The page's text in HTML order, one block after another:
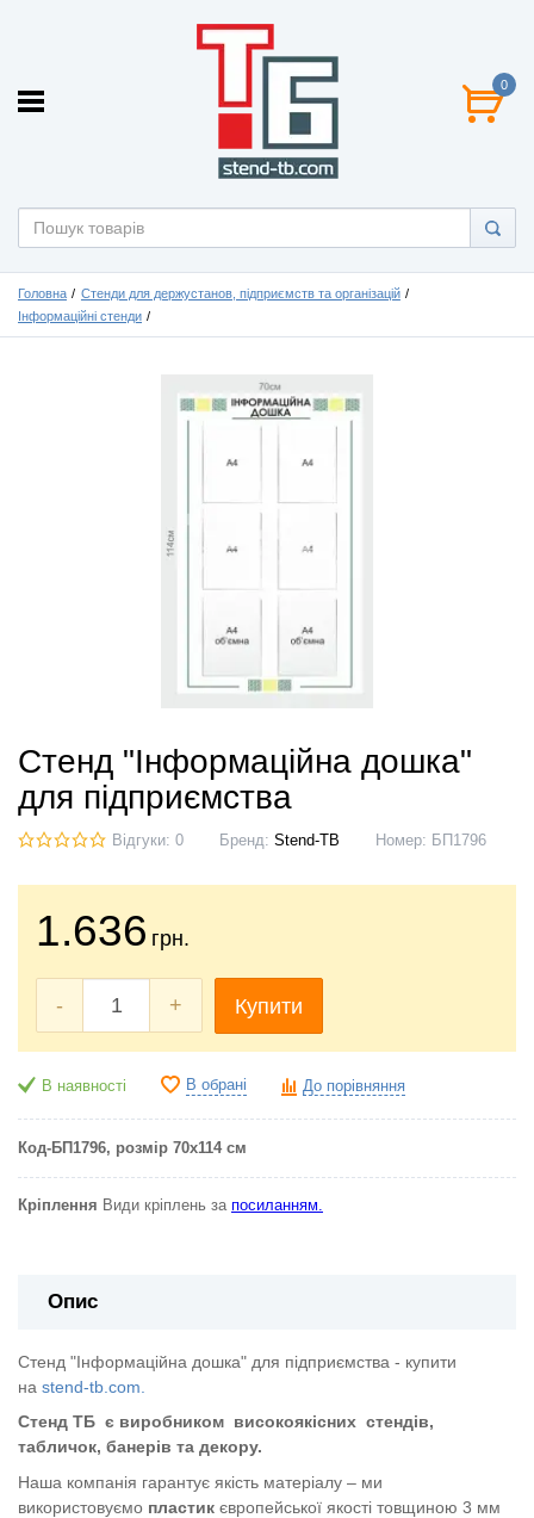
0
Головна
Стенди для держустанов, підприємств та організацій
Інформаційні стенди
Стенд "Інформаційна дошка"
для підприємства
Відгуки: 0 Бренд: Stend-TB Номер: БП1796
1.636 грн.
- + Купити
В наявності В обрані До порівняння
Код-БП1796, розмір 70х114 см
Кріплення Види кріплень за посиланням.
Опис
Стенд "Інформаційна дошка" для підприємства - купити
на stend-tb.com.
Стенд ТБ є виробником високоякісних стендів,
табличок, банерів та декору.
Наша компанія гарантує якість матеріалу – ми
використовуємо пластик європейської якості товщиною 3 мм